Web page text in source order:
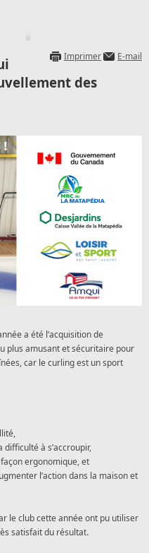
Imprimer E-mail
des
a été l’acquisition de
plus amusant et sécuritaire pour
car le curling est un sport
à s’accroupir,
ergonomique, et
l’action dans la maison et
le club cette année ont pu utiliser
satisfait du résultat.